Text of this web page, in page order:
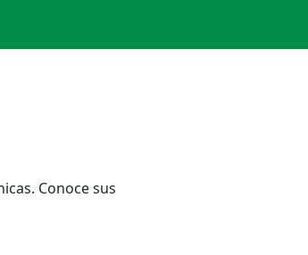
Conoce sus